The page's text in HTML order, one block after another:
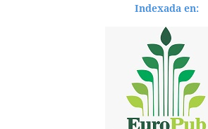
Indexada en: